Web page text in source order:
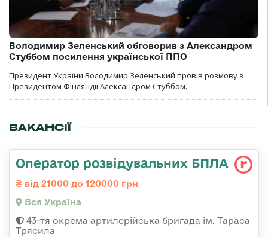
Володимир Зеленський обговорив з Александром
Стуббом посилення української ППО
Президент України Володимир Зеленський провів розмову з
Президентом Фінляндії Александром Стуббом.
ВАКАНСІЇ
Оператор розвідувальних БПЛА
від 21000 до 120000 грн
Вся Україна
43-тя окрема артилерійська бригада ім. Тараса
Трясила